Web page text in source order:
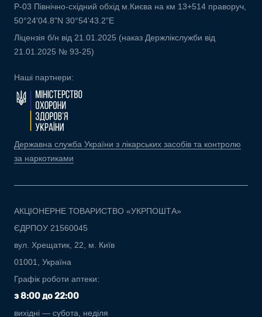
Р-03 Північно-східний обхід м.Києва на км 13+514 праворуч,
50°24'04.8"N 30°54'43.2"E
Ліцензія б/н від 21.01.2025 (наказ Держлікслужби від
21.01.2025 № 93-25)
Наші партнери:
Державна служба України з лікарських засобів та контролю
за наркотиками
АКЦІОНЕРНЕ ТОВАРИСТВО «УКРПОШТА»
ЄДРПОУ 21560045
вул. Хрещатик, 22, м. Київ
01001, Україна
Графік роботи аптеки:
з 8:00 до 22:00
вихідні — субота, неділя